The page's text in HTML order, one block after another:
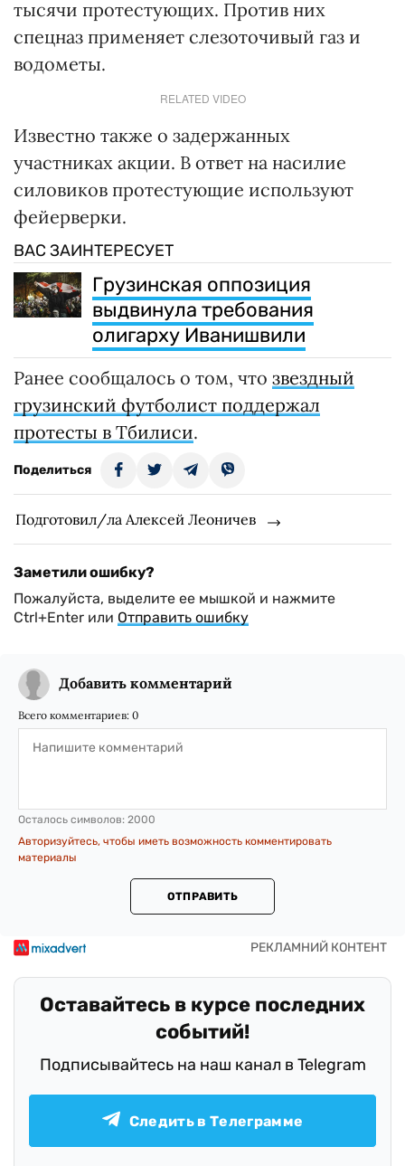
тысячи протестующих. Против них
спецназ применяет слезоточивый газ и
водометы.
RELATED VIDEO
Известно также о задержанных
участниках акции. В ответ на насилие
силовиков протестующие используют
фейерверки.
ВАС ЗАИНТЕРЕСУЕТ
Грузинская оппозиция
выдвинула требования
олигарху Иванишвили
Ранее сообщалось о том, что звездный
грузинский футболист поддержал
протесты в Тбилиси.
Поделиться
Подготовил/ла Алексей Леоничев
Заметили ошибку?
Пожалуйста, выделите ее мышкой и нажмите
Ctrl+Enter или Отправить ошибку
Добавить комментарий
Всего комментариев: 0
Осталось символов: 2000
Авторизуйтесь, чтобы иметь возможность комментировать
материалы
ОТПРАВИТЬ
Оставайтесь в курсе последних
событий!
Подписывайтесь на наш канал в Telegram
Следить в Телеграмме